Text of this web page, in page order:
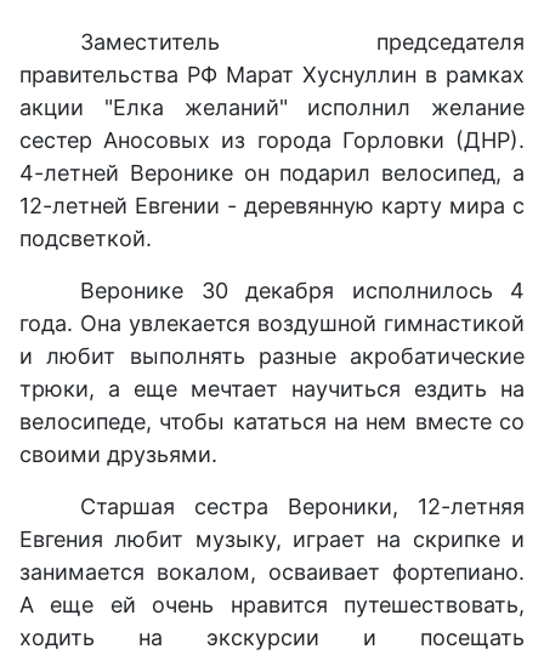
Заместитель председателя
правительства РФ Марат Хуснуллин в рамках
акции "Елка желаний" исполнил желание
сестер Аносовых из города Горловки (ДНР).
4-летней Веронике он подарил велосипед, а
12-летней Евгении - деревянную карту мира с
подсветкой.
Веронике 30 декабря исполнилось 4
года. Она увлекается воздушной гимнастикой
и любит выполнять разные акробатические
трюки, а еще мечтает научиться ездить на
велосипеде, чтобы кататься на нем вместе со
своими друзьями.
Старшая сестра Вероники, 12-летняя
Евгения любит музыку, играет на скрипке и
занимается вокалом, осваивает фортепиано.
А еще ей очень нравится путешествовать,
ходить на экскурсии и посещать